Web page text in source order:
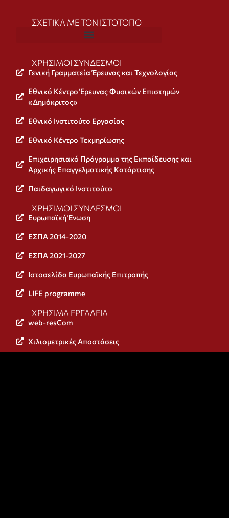
ΣΧΕΤΙΚΑ ΜΕ ΤΟΝ ΙΣΤΟΤΟΠΟ
ΧΡΉΣΙΜΟΙ ΣΎΝΔΕΣΜΟΙ
Γενική Γραμματεία Έρευνας και Τεχνολογίας
Εθνικό Κέντρο Έρευνας Φυσικών Επιστημών
«Δημόκριτος»
Εθνικό Ινστιτούτο Εργασίας
Εθνικό Κέντρο Τεκμηρίωσης
Επιχειρησιακό Πρόγραμμα της Εκπαίδευσης και
Αρχικής Επαγγελματικής Κατάρτισης
Παιδαγωγικό Ινστιτούτο
ΧΡΉΣΙΜΟΙ ΣΎΝΔΕΣΜΟΙ
Ευρωπαϊκή Ένωση
ΕΣΠΑ 2014-2020
ΕΣΠΑ 2021-2027
Ιστοσελίδα Ευρωπαϊκής Επιτροπής
LIFE programme
ΧΡΉΣΙΜΑ ΕΡΓΑΛΕΊΑ
web-resCom
Χιλιομετρικές Αποστάσεις